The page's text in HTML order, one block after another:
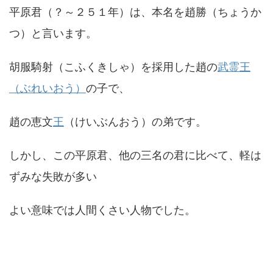
平原君（？～２５１年）は、本名を趙勝（ちょうか
つ）と言います。
胡服騎射（こふくきしゃ）を採用した趙の武霊王
（ぶれいおう） の子で、
趙の恵文王 （けいぶんおう）の弟です。
しかし、この平原君、他の三名の君に比べて、軽は
ずみな失敗が多い
よい意味では人間くさい人物でした。